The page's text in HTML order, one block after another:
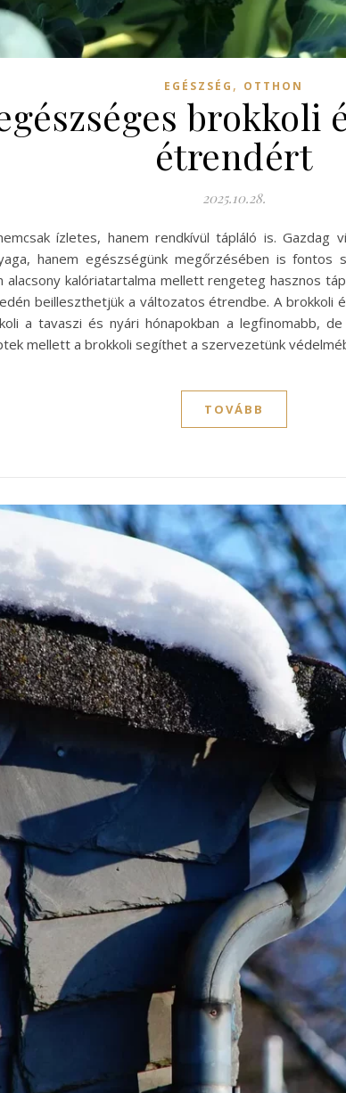
EGÉSZSÉG , OTTHON
brokkoli
étrendért
2025.10.28.
ízletes, hanem rendkívül tápláló is. Gazdag
hanem egészségünk megőrzésében is
kalóriatartalma mellett rengeteg hasznos
beilleszthetjük a változatos étrendbe. A
a tavaszi és nyári hónapokban a legfinomabb,
mellett a brokkoli segíthet a szervezetünk
TOVÁBB